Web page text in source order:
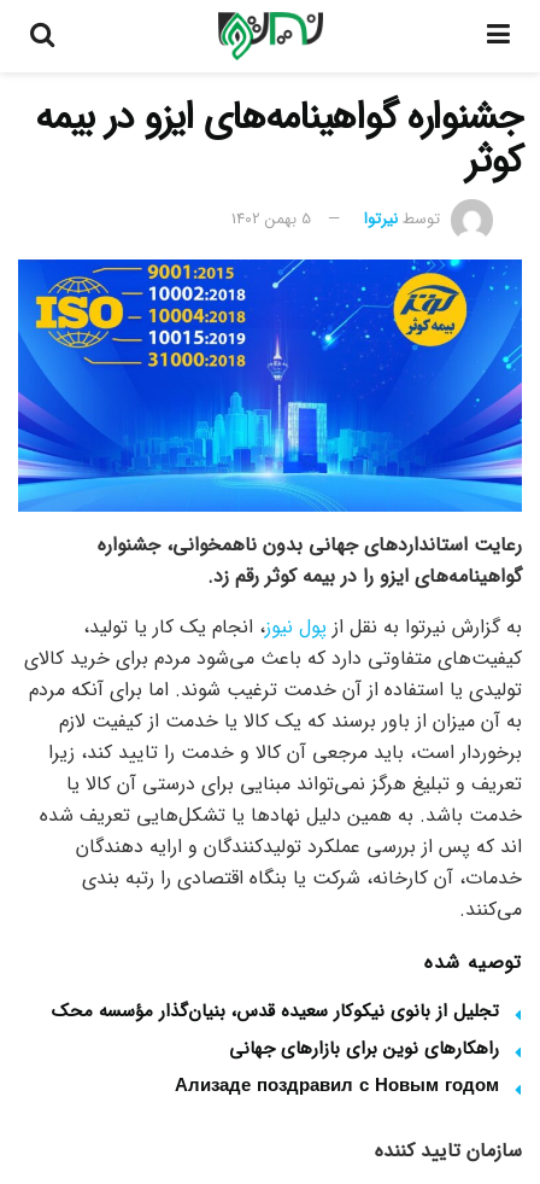
جشنواره گواهینامه‌های ایزو در بیمه
کوثر
توسطنیرتوا 5 بهمن 1402
رعایت استاندارد‌های جهانی بدون ناهمخوانی، جشنواره
گواهینامه‌های ایزو را در بیمه کوثر رقم زد.
به گزارش نیرتوا به نقل از پول نیوز، انجام یک کار یا تولید،
کیفیت‌های متفاوتی دارد که باعث می‌شود مردم برای خرید کالای
تولیدی یا استفاده از آن خدمت ترغیب شوند. اما برای آنکه مردم
به آن میزان از باور برسند که یک کالا یا خدمت از کیفیت لازم
برخوردار است، باید مرجعی آن کالا و خدمت را تایید کند، زیرا
تعریف و تبلیغ هرگز نمی‌تواند مبنایی برای درستی آن کالا یا
خدمت باشد. به همین دلیل نهاد‌ها یا تشکل‌هایی تعریف شده
اند که پس از بررسی عملکرد تولیدکنندگان و ارایه دهندگان
خدمات، آن کارخانه، شرکت یا بنگاه اقتصادی را رتبه بندی
می‌کنند.
توصیه شده
تجلیل از بانوی نیکوکار سعیده قدس، بنیان‌گذار مؤسسه محک
راهکارهای نوین برای بازارهای جهانی
Ализаде поздравил с Новым годом
سازمان تایید کننده